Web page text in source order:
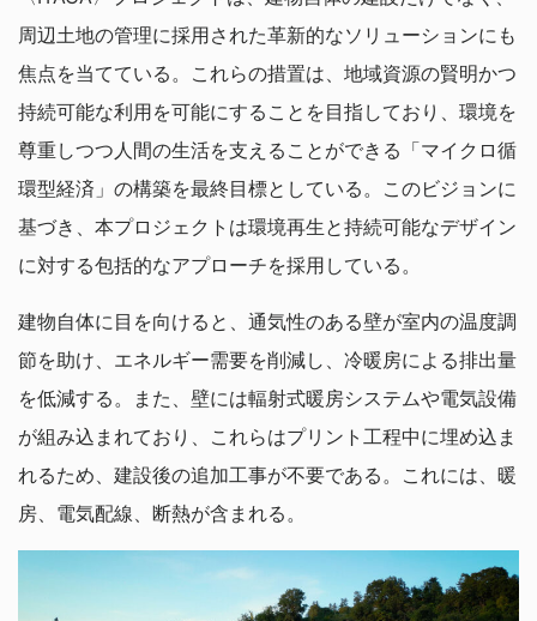
周辺土地の管理に採用された革新的なソリューションにも
焦点を当てている。これらの措置は、地域資源の賢明かつ
持続可能な利用を可能にすることを目指しており、環境を
尊重しつつ人間の生活を支えることができる「マイクロ循
環型経済」の構築を最終目標としている。このビジョンに
基づき、本プロジェクトは環境再生と持続可能なデザイン
に対する包括的なアプローチを採用している。
建物自体に目を向けると、通気性のある壁が室内の温度調
節を助け、エネルギー需要を削減し、冷暖房による排出量
を低減する。また、壁には輻射式暖房システムや電気設備
が組み込まれており、これらはプリント工程中に埋め込ま
れるため、建設後の追加工事が不要である。これには、暖
房、電気配線、断熱が含まれる。